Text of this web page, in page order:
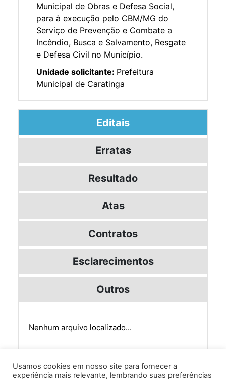
Municipal de Obras e Defesa Social,
para à execução pelo CBM/MG do
Serviço de Prevenção e Combate a
Incêndio, Busca e Salvamento, Resgate
e Defesa Civil no Município.
Unidade solicitante: Prefeitura
Municipal de Caratinga
Editais
Erratas
Resultado
Atas
Contratos
Esclarecimentos
Outros
Nenhum arquivo localizado...
Usamos cookies em nosso site para fornecer a
experiência mais relevante, lembrando suas preferências